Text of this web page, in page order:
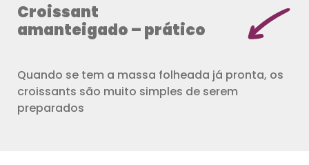
Croissant
amanteigado – prático
Quando se tem a massa folheada já pronta, os
croissants são muito simples de serem
preparados